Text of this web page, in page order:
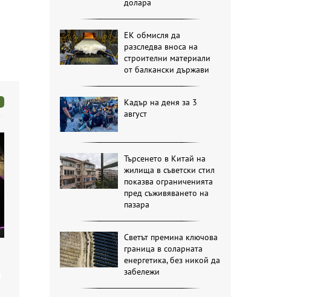
долара
ЕК обмисля да
разследва вноса на
строителни материали
от балкански държави
Кадър на деня за 3
август
Търсенето в Китай на
жилища в съветски стил
показва ограниченията
пред съживяването на
пазара
Светът премина ключова
граница в соларната
енергетика, без никой да
забележи